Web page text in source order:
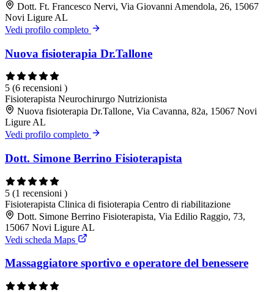
Dott. Ft. Francesco Nervi, Via Giovanni Amendola, 26, 15067
Novi Ligure AL
Vedi profilo completo
Nuova fisioterapia Dr.Tallone
5 (6 recensioni )
Fisioterapista Neurochirurgo Nutrizionista
Nuova fisioterapia Dr.Tallone, Via Cavanna, 82a, 15067 Novi
Ligure AL
Vedi profilo completo
Dott. Simone Berrino Fisioterapista
5 (1 recensioni )
Fisioterapista Clinica di fisioterapia Centro di riabilitazione
Dott. Simone Berrino Fisioterapista, Via Edilio Raggio, 73,
15067 Novi Ligure AL
Vedi scheda Maps
Massaggiatore sportivo e operatore del benessere